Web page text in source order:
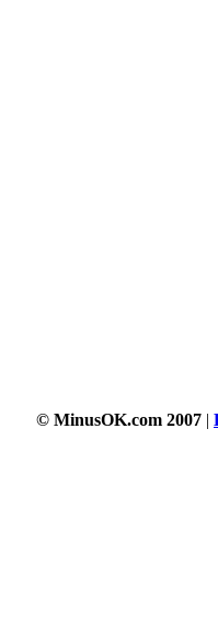
© MinusOK.com 2007 |